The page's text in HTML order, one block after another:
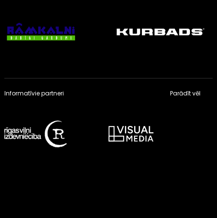
Informatīvie partneri Parādīt vēl